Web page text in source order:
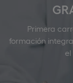
Primera
formación